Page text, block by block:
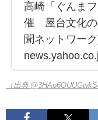
高崎「ぐんま
催 屋台文化の
聞ネットワー
（出典